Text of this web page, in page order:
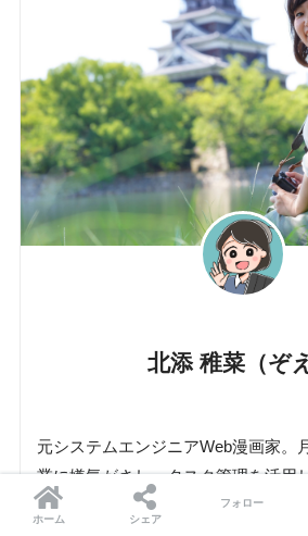
北添 稚菜（ぞ
元システムエンジニアWeb漫画家。
業に嫌気がさし、タスク管理を活用
るようになる。Kindle本を出版して
ホーム シェア
フォロー